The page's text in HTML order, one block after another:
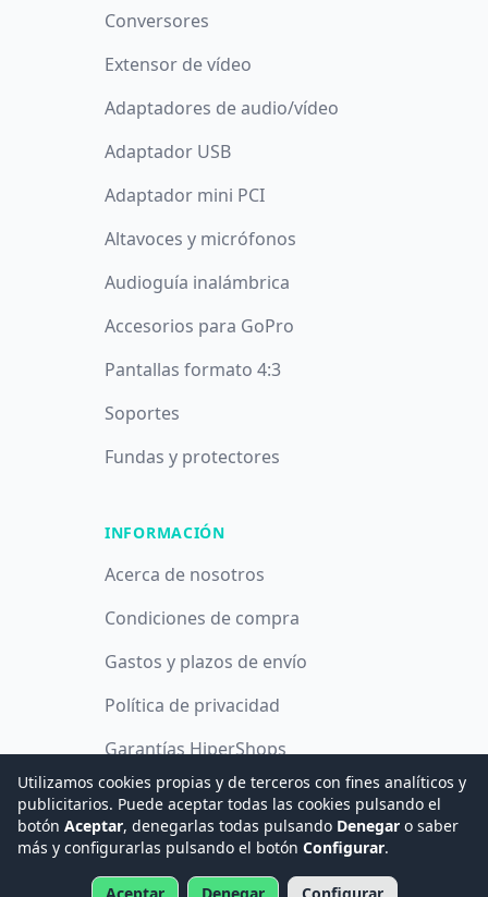
Conversores
Extensor de vídeo
Adaptadores de audio/vídeo
Adaptador USB
Adaptador mini PCI
Altavoces y micrófonos
Audioguía inalámbrica
Accesorios para GoPro
Pantallas formato 4:3
Soportes
Fundas y protectores
INFORMACIÓN
Acerca de nosotros
Condiciones de compra
Gastos y plazos de envío
Política de privacidad
Garantías HiperShops
Política de cookies
© 2008 -2026Hogar Digital e Inmótica Ingenieros, S.L.
Utilizamos cookies propias y de terceros con fines analíticos y
publicitarios. Puede aceptar todas las cookies pulsando el
botón Aceptar, denegarlas todas pulsando Denegar o saber
más y configurarlas pulsando el botón Configurar.